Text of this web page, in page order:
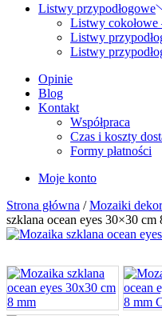
Listwy przypodłogowe
Listwy cokołowe
Listwy
Listwy
Opinie
Blog
Kontakt
Współpraca
Czas i koszty
Formy płatności
Moje konto
Strona główna /Mozaiki
szklana ocean eyes 30×30 cm